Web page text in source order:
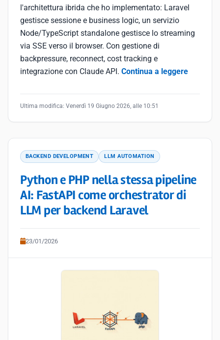
l'architettura ibrida che ho implementato: Laravel
gestisce sessione e business logic, un servizio
Node/TypeScript standalone gestisce lo streaming
via SSE verso il browser. Con gestione di
backpressure, reconnect, cost tracking e
integrazione con Claude API. Continua a leggere
Ultima modifica: Venerdì 19 Giugno 2026, alle 10:51
BACKEND DEVELOPMENT LLM AUTOMATION
Python e PHP nella stessa pipeline
AI: FastAPI come orchestrator di
LLM per backend Laravel
23/01/2026